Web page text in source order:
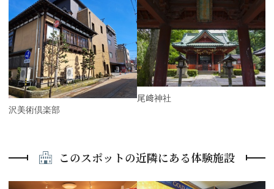
P
r
e
v
i
o
u
s
金沢美術倶楽部
尾﨑神社
N
e
x
t
このスポットの近隣にある体験施設